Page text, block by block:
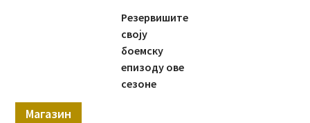
Резервишите
своју
боемску
епизоду ове
сезоне
Магазин